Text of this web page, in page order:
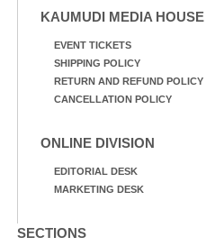
KAUMUDI MEDIA HOUSE
EVENT TICKETS
SHIPPING POLICY
RETURN AND REFUND POLICY
CANCELLATION POLICY
ONLINE DIVISION
EDITORIAL DESK
MARKETING DESK
SECTIONS